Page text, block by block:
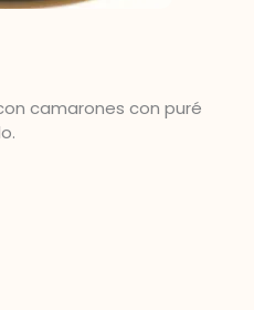
camarones con puré